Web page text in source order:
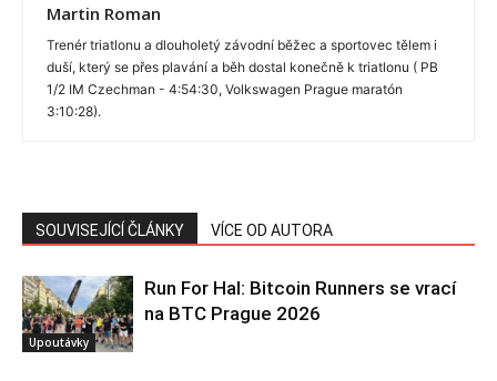
Martin Roman
Trenér triatlonu a dlouholetý závodní běžec a sportovec tělem i
duší, který se přes plavání a běh dostal konečně k triatlonu ( PB
1/2 IM Czechman - 4:54:30, Volkswagen Prague maratón
3:10:28).
SOUVISEJÍCÍ ČLÁNKY VÍCE OD AUTORA
Upoutávky
Run For Hal: Bitcoin Runners se vrací
na BTC Prague 2026